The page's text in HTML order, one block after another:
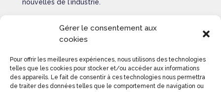
Gérer le consentement aux
cookies
Pour offrir les meilleures expériences, nous utilisons des technologies
telles que les cookies pour stocker et/ou accéder aux informations
des appareils. Le fait de consentir à ces technologies nous permettra
de traiter des données telles que le comportement de navigation ou
nouvelles de l’industrie.
10 + 9= ENVOYER